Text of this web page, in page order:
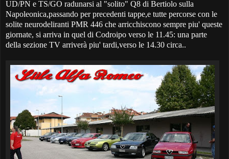
UD/PN e TS/GO radunarsi al "solito" Q8 di Bertiolo sulla
Napoleonica,passando per precedenti tappe,e tutte percorse con le
solite neurodeliranti PMR 446 che arricchiscono sempre piu' queste
giornate, si arriva in quel di Codroipo verso le 11.45: una parte
della sezione TV arriverà piu' tardi,verso le 14.30 circa..